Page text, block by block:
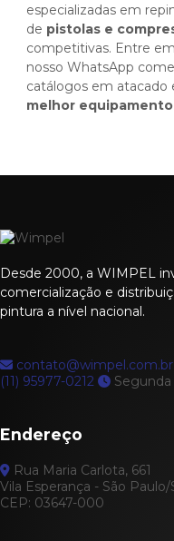
especializadas em
de pistolas e
competitivas. Entre
nosso WhatsApp
catálogos em atacado
melhor
Desde 2000, a WIMPEL
comercialização e
pintura a nível nacional.
contato@wimpel.com.br
(11) 95977-0212
Segunda
Endereço
Rua Maria Carlota, 661
Vila Esperança - São Paulo/
CEP: 03647-000